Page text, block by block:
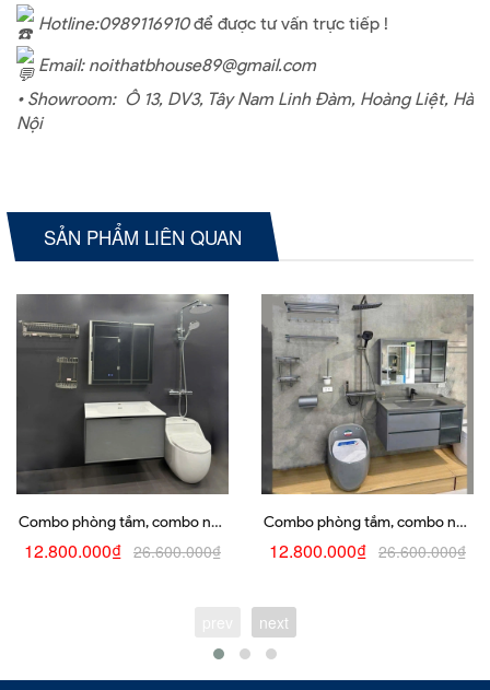
Hotline:0989116910để được tư vấn trực tiếp !
Email: noithatbhouse89@gmail.com
• Showroom: Ô 13, DV3, Tây Nam Linh Đàm, Hoàng Liệt, Hà
Nội
SẢN PHẨM LIÊN QUAN
Combo phòng tắm, combo nhà
tắm, trọn bộ thiết bị vệ sinh
12.800.000₫ 26.600.000₫
Combo phòng tắm, combo nhà
tắm, trọn bộ thiết bị vệ sinh
12.800.000₫ 26.600.000₫
next